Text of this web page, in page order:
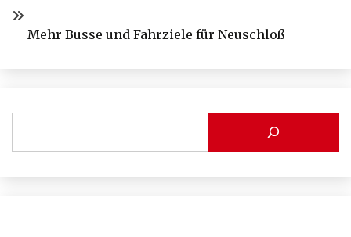
Mehr Busse und Fahrziele für Neuschloß